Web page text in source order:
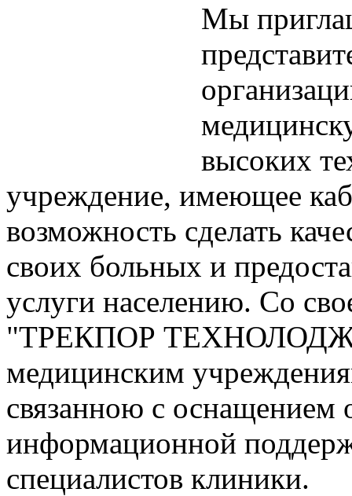
Мы
высоких
учреждение, имеющее
возможность сделать
своих больных и
услуги населению. Со
"ТРЕКПОР ТЕХНОЛОДЖИ"
медицинским
связанною с оснащением
информационной
специалистов клиники.